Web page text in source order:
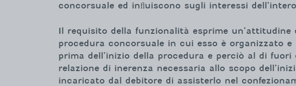
concorsuale ed inﬂuiscono sugli interessi
Il requisito della funzionalità esprime
procedura concorsuale in cui esso è organizzato
prima dell’inizio della procedura e perciò al di
relazione di inerenza necessaria allo scopo
incaricato dal debitore di assisterlo nel